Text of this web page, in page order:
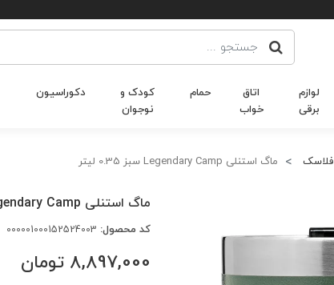
لوازم
برقی
اتاق
خواب
حمام
کودک و
نوجوان
دکوراسیون
فلاسک ماگ استنلی Legendary Camp سبز 0.35 لیتر
ماگ استنلی Legendary Camp سبز 0.35 لیتر
کد محصول:
8,897,000 تومان